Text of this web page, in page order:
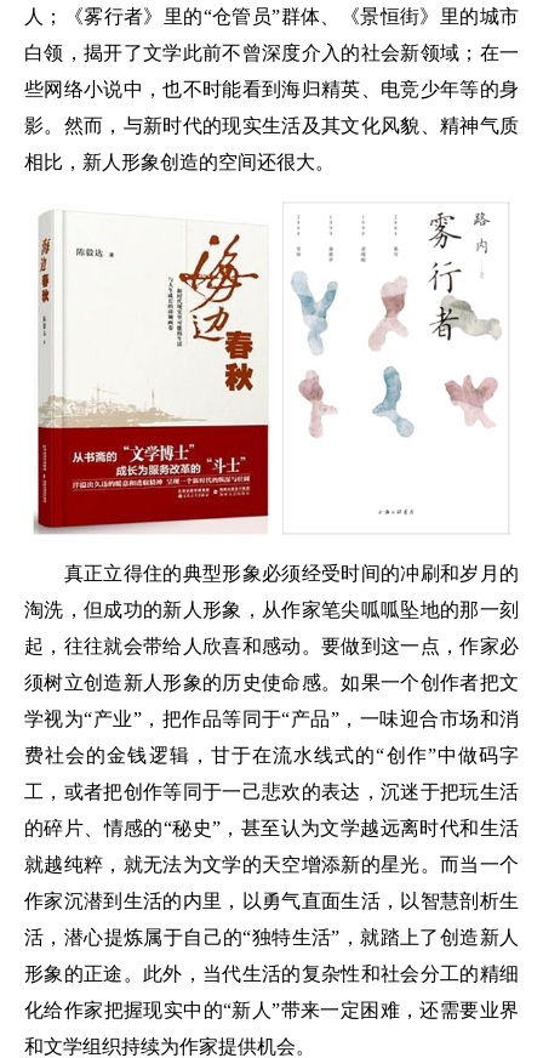
人；《雾行者》里的“仓管员”群体、《景恒街》里的城市
白领，揭开了文学此前不曾深度介入的社会新领域；在一
些网络小说中，也不时能看到海归精英、电竞少年等的身
影。然而，与新时代的现实生活及其文化风貌、精神气质
相比，新人形象创造的空间还很大。
真正立得住的典型形象必须经受时间的冲刷和岁月的
淘洗，但成功的新人形象，从作家笔尖呱呱坠地的那一刻
起，往往就会带给人欣喜和感动。要做到这一点，作家必
须树立创造新人形象的历史使命感。如果一个创作者把文
学视为“产业”，把作品等同于“产品”，一味迎合市场和消
费社会的金钱逻辑，甘于在流水线式的“创作”中做码字
工，或者把创作等同于一己悲欢的表达，沉迷于把玩生活
的碎片、情感的“秘史”，甚至认为文学越远离时代和生活
就越纯粹，就无法为文学的天空增添新的星光。而当一个
作家沉潜到生活的内里，以勇气直面生活，以智慧剖析生
活，潜心提炼属于自己的“独特生活”，就踏上了创造新人
形象的正途。此外，当代生活的复杂性和社会分工的精细
化给作家把握现实中的“新人”带来一定困难，还需要业界
和文学组织持续为作家提供机会。